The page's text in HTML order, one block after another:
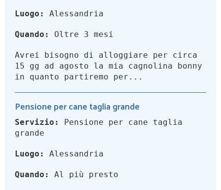
Luogo: Alessandria
Quando: Oltre 3 mesi
Avrei bisogno di alloggiare per circa
15 gg ad agosto la mia cagnolina bonny
in quanto partiremo per...
Pensione per cane taglia grande
Servizio:
Pensione per cane taglia
grande
Luogo: Alessandria
Quando: Al più presto